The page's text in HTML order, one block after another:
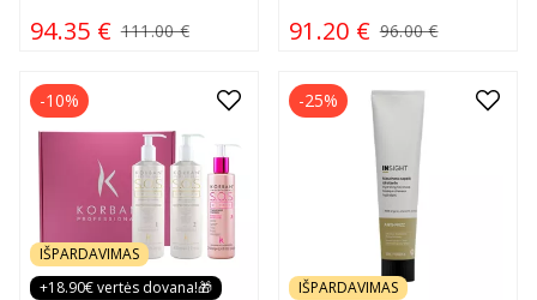
94.35 € 111.00 € 91.20 € 96.00 €
IŠPARDAVIMAS
+18.90€ vertės dovana!🎁
-10%
IŠPARDAVIMAS
-25%